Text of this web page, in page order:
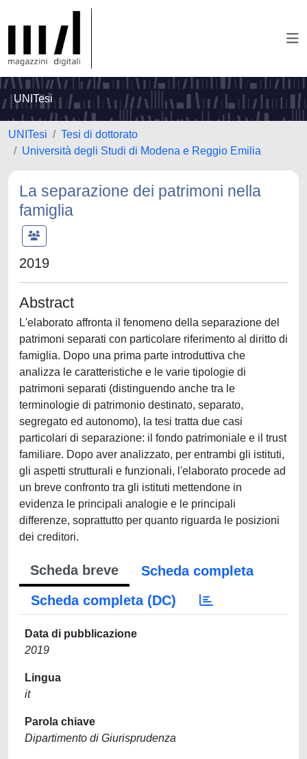
UNITesi
UNITesi
Tesi di dottorato
Università degli Studi di Modena e Reggio Emilia
La separazione dei patrimoni nella
famiglia
2019
Abstract
L'elaborato affronta il fenomeno della separazione del
patrimoni separati con particolare riferimento al diritto di
famiglia. Dopo una prima parte introduttiva che
analizza le caratteristiche e le varie tipologie di
patrimoni separati (distinguendo anche tra le
terminologie di patrimonio destinato, separato,
segregato ed autonomo), la tesi tratta due casi
particolari di separazione: il fondo patrimoniale e il trust
familiare. Dopo aver analizzato, per entrambi gli istituti,
gli aspetti strutturali e funzionali, l'elaborato procede ad
un breve confronto tra gli istituti mettendone in
evidenza le principali analogie e le principali
differenze, soprattutto per quanto riguarda le posizioni
dei creditori.
Scheda breve
Scheda completa
Scheda completa (DC)
Data di pubblicazione
2019
Lingua
it
Parola chiave
Dipartimento di Giurisprudenza